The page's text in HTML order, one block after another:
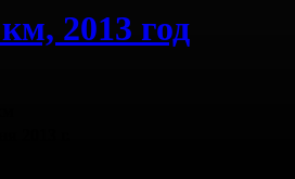
2013 год